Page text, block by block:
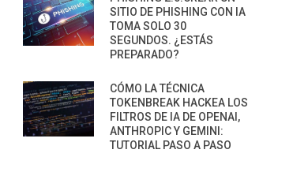
SITIO DE PHISHING CON IA
TOMA SOLO 30
SEGUNDOS. ¿ESTÁS
PREPARADO?
CÓMO LA TÉCNICA
TOKENBREAK HACKEA LOS
FILTROS DE IA DE OPENAI,
ANTHROPIC Y GEMINI:
TUTORIAL PASO A PASO